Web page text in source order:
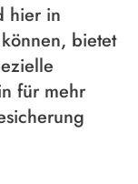
hier in
bietet
für mehr